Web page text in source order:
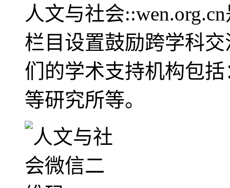
人文与社会
栏目设置鼓励跨学科
们的学术支持机构包
等研究所等。